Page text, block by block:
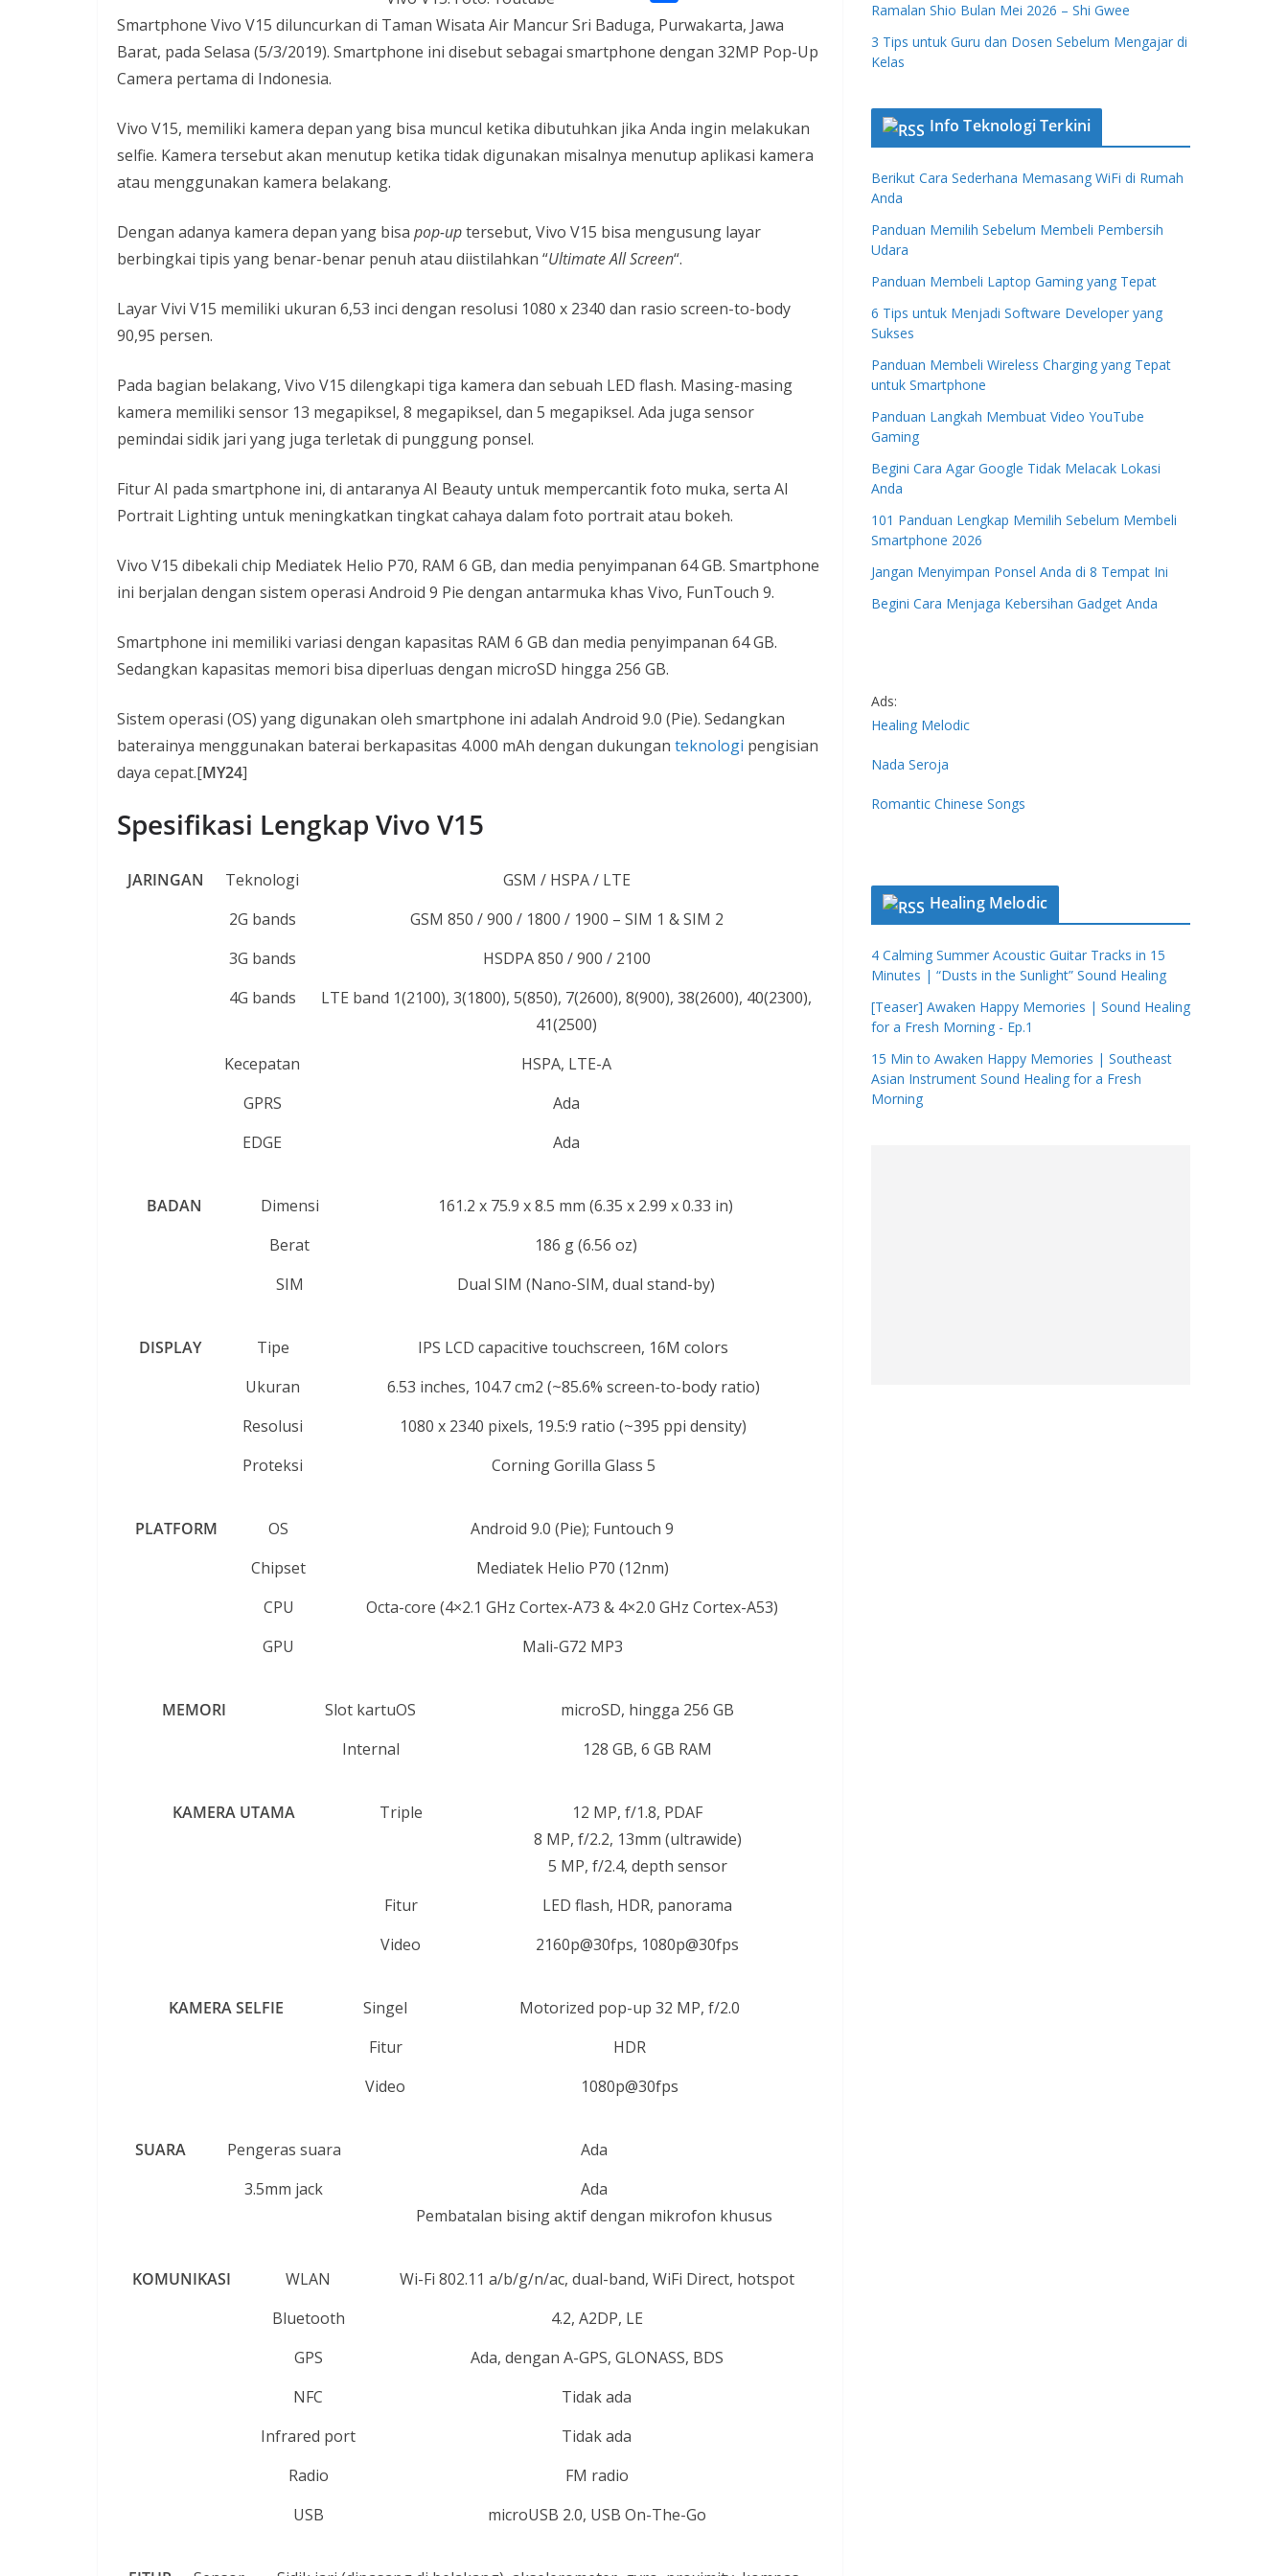
Smartphone Vivo V15 diluncurkan di Taman Wisata Air Mancur Sri Baduga, Purwakarta, Jawa
Barat, pada Selasa (5/3/2019). Smartphone ini disebut sebagai smartphone dengan 32MP Pop-Up
Camera pertama di Indonesia.
Vivo V15, memiliki kamera depan yang bisa muncul ketika dibutuhkan jika Anda ingin melakukan
selfie. Kamera tersebut akan menutup ketika tidak digunakan misalnya menutup aplikasi kamera
atau menggunakan kamera belakang.
Dengan adanya kamera depan yang bisa pop-uptersebut, Vivo V15 bisa mengusung layar
berbingkai tipis yang benar-benar penuh atau diistilahkan “Ultimate All Screen“.
Layar Vivi V15 memiliki ukuran 6,53 inci dengan resolusi 1080 x 2340 dan rasio screen-to-body
90,95 persen.
Pada bagian belakang, Vivo V15 dilengkapi tiga kamera dan sebuah LED flash. Masing-masing
kamera memiliki sensor 13 megapiksel, 8 megapiksel, dan 5 megapiksel. Ada juga sensor
pemindai sidik jari yang juga terletak di punggung ponsel.
Fitur AI pada smartphone ini, di antaranya AI Beauty untuk mempercantik foto muka, serta AI
Portrait Lighting untuk meningkatkan tingkat cahaya dalam foto portrait atau bokeh.
Vivo V15 dibekali chip Mediatek Helio P70, RAM 6 GB, dan media penyimpanan 64 GB. Smartphone
ini berjalan dengan sistem operasi Android 9 Pie dengan antarmuka khas Vivo, FunTouch 9.
Smartphone ini memiliki variasi dengan kapasitas RAM 6 GB dan media penyimpanan 64 GB.
Sedangkan kapasitas memori bisa diperluas dengan microSD hingga 256 GB.
Sistem operasi (OS) yang digunakan oleh smartphone ini adalah Android 9.0 (Pie). Sedangkan
baterainya menggunakan baterai berkapasitas 4.000 mAh dengan dukungan teknologi pengisian
daya cepat.[MY24]
Spesifikasi Lengkap Vivo V15
JARINGAN Teknologi
GSM / HSPA / LTE
2G bands
GSM 850 / 900 / 1800 / 1900 – SIM 1 & SIM 2
3G bands
HSDPA 850 / 900 / 2100
4G bands
LTE band 1(2100), 3(1800), 5(850), 7(2600), 8(900), 38(2600), 40(2300),
41(2500)
Kecepatan
HSPA, LTE-A
GPRS
Ada
EDGE
Ada
BADAN Dimensi
161.2 x 75.9 x 8.5 mm (6.35 x 2.99 x 0.33 in)
Berat
186 g (6.56 oz)
SIM
Dual SIM (Nano-SIM, dual stand-by)
DISPLAY Tipe
IPS LCD capacitive touchscreen, 16M colors
Ukuran
6.53 inches, 104.7 cm2 (~85.6% screen-to-body ratio)
Resolusi
1080 x 2340 pixels, 19.5:9 ratio (~395 ppi density)
Proteksi
Corning Gorilla Glass 5
PLATFORM OS
Android 9.0 (Pie); Funtouch 9
Chipset
Mediatek Helio P70 (12nm)
CPU
Octa-core (4×2.1 GHz Cortex-A73 & 4×2.0 GHz Cortex-A53)
GPU
Mali-G72 MP3
MEMORI Slot kartuOS
microSD, hingga 256 GB
Internal
128 GB, 6 GB RAM
KAMERA UTAMA Triple
12 MP, f/1.8, PDAF
8 MP, f/2.2, 13mm (ultrawide)
5 MP, f/2.4, depth sensor
Fitur
LED flash, HDR, panorama
Video
2160p@30fps, 1080p@30fps
KAMERA SELFIE Singel
Motorized pop-up 32 MP, f/2.0
Fitur
HDR
Video
1080p@30fps
SUARA Pengeras suara
Ada
3.5mm jack
Ada
Pembatalan bising aktif dengan mikrofon khusus
KOMUNIKASI WLAN
Wi-Fi 802.11 a/b/g/n/ac, dual-band, WiFi Direct, hotspot
Bluetooth
4.2, A2DP, LE
GPS
Ada, dengan A-GPS, GLONASS, BDS
NFC
Tidak ada
Infrared port
Tidak ada
Radio
FM radio
USB
microUSB 2.0, USB On-The-Go
Ramalan Shio Bulan Mei 2026 – Shi Gwee
3 Tips untuk Guru dan Dosen Sebelum Mengajar di
Kelas
Info Teknologi Terkini
Berikut Cara Sederhana Memasang WiFi di Rumah
Anda
Panduan Memilih Sebelum Membeli Pembersih
Udara
Panduan Membeli Laptop Gaming yang Tepat
6 Tips untuk Menjadi Software Developer yang
Sukses
Panduan Membeli Wireless Charging yang Tepat
untuk Smartphone
Panduan Langkah Membuat Video YouTube
Gaming
Begini Cara Agar Google Tidak Melacak Lokasi
Anda
101 Panduan Lengkap Memilih Sebelum Membeli
Smartphone 2026
Jangan Menyimpan Ponsel Anda di 8 Tempat Ini
Begini Cara Menjaga Kebersihan Gadget Anda
Ads:
Healing Melodic
Nada Seroja
Romantic Chinese Songs
Healing Melodic
4 Calming Summer Acoustic Guitar Tracks in 15
Minutes | “Dusts in the Sunlight” Sound Healing
[Teaser] Awaken Happy Memories | Sound Healing
for a Fresh Morning - Ep.1
15 Min to Awaken Happy Memories | Southeast
Asian Instrument Sound Healing for a Fresh
Morning
o
k
A
e
g
o
p
i
n
h
e